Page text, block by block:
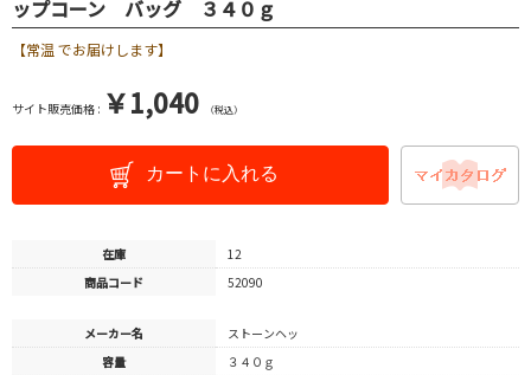
ップコーン バッグ ３４０ｇ
【常温 でお届けします】
サイト販売価格 : ￥1,040 （税込）
カートに入れる
在庫
12
商品コード
52090
メーカー名
ストーンヘッ
容量
３４０ｇ